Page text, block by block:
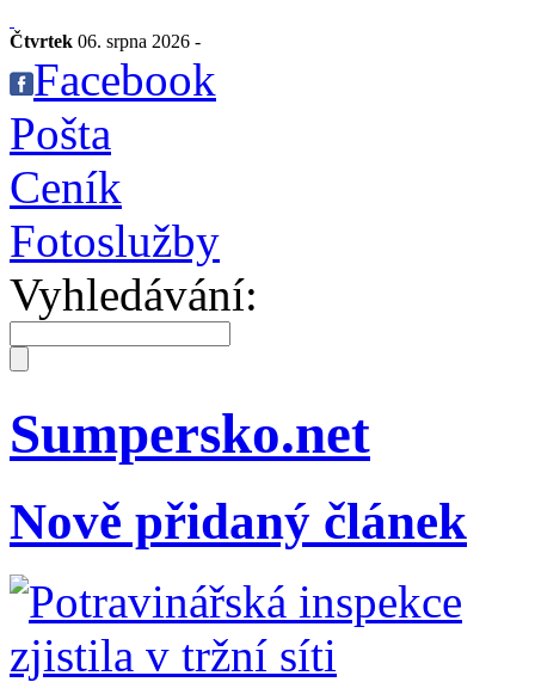
Čtvrtek 06. srpna 2026 -
Facebook
Pošta
Ceník
Fotoslužby
Vyhledávání:
Sumpersko.net
Nově přidaný článek